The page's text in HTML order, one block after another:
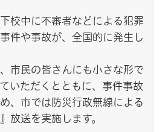
校中に不審者などによる犯罪
件や事故が、全国的に発生し
市民の皆さんにも小さな形で
いただくとともに、事件事故
、市では防災行政無線による
放送を実施します。